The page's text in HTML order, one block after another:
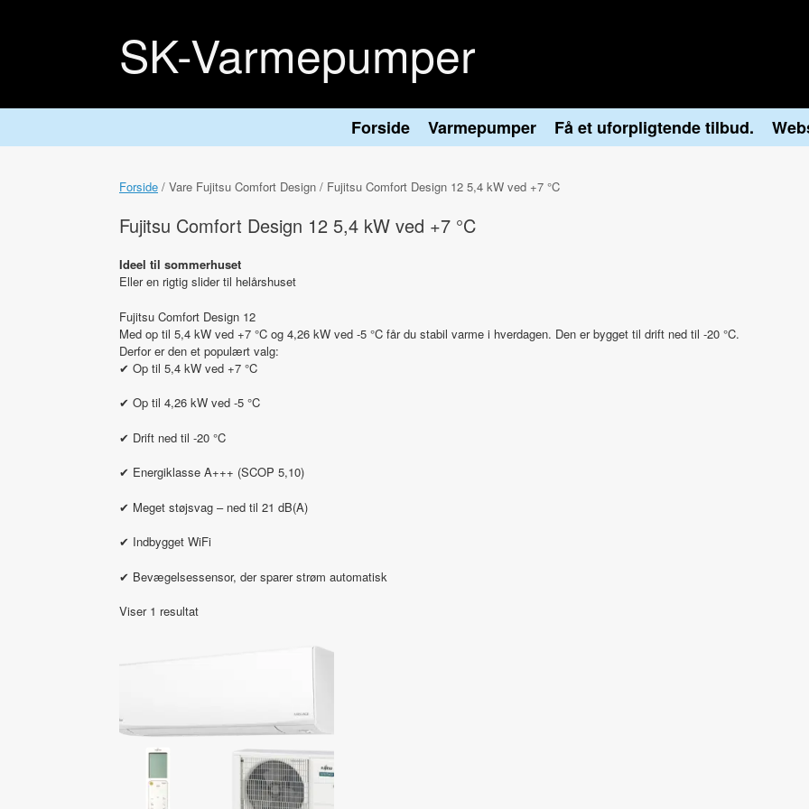
SK-Varmepumper
Forside Varmepumper Få et uforpligtende tilbud.
Forside / Vare Fujitsu Comfort Design / Fujitsu Comfort Design 12 5,4 kW ved +7 °C
Fujitsu Comfort Design 12 5,4 kW ved +7 °C
Ideel til sommerhuset
Eller en rigtig slider til helårshuset
Fujitsu Comfort Design 12
Med op til 5,4 kW ved +7 °C og 4,26 kW ved -5 °C får du stabil varme i hverdagen. Den er bygget til drift ned til -20 °C.
Derfor er den et populært valg:
✔ Op til 5,4 kW ved +7 °C
✔ Op til 4,26 kW ved -5 °C
✔ Drift ned til -20 °C
✔ Energiklasse A+++ (SCOP 5,10)
✔ Meget støjsvag – ned til 21 dB(A)
✔ Indbygget WiFi
✔ Bevægelsessensor, der sparer strøm automatisk
Viser 1 resultat